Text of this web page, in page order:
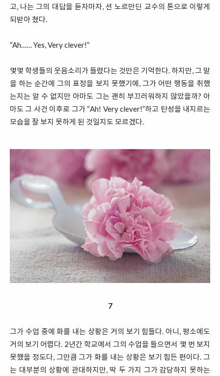
고, 나는 그의 대답을 듣자마자, 션 노르만딘 교수의 톤으로 이렇게
되받아 쳤다.
“Ah…… Yes, Very clever!”
몇몇 학생들의 웃음소리가 들렸다는 것만은 기억한다. 하지만, 그 말
을 하는 순간에 그의 표정을 보지 못했기에, 그가 어떤 행동을 취했
는지는 알 수 없지만 아마도 그는 괜히 부끄러워하지 않았을까? 아
마도 그 사건 이후로 그가 “Ah! Very clever!”하고 탄성을 내지르는
모습을 잘 보지 못하게 된 것일지도 모르겠다.
7
그가 수업 중에 화를 내는 상황은 거의 보기 힘들다. 아니, 평소에도
거의 보기 어렵다. 2년간 학교에서 그의 수업을 들으면서 몇 번 보지
못했을 정도다, 그만큼 그가 화를 내는 상황은 보기 힘든 편이다. 그
는 대부분의 상황에 관대하지만, 딱 두 가지 그가 감당하지 못하는